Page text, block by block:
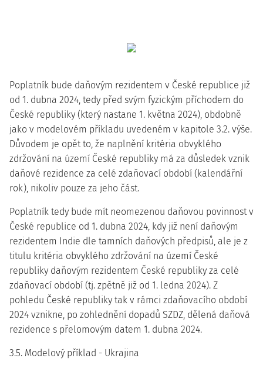
Poplatník bude daňovým rezidentem v České republice již
od 1. dubna 2024, tedy před svým fyzickým příchodem do
České republiky (který nastane 1. května 2024), obdobně
jako v modelovém příkladu uvedeném v kapitole 3.2. výše.
Důvodem je opět to, že naplnění kritéria obvyklého
zdržování na území České republiky má za důsledek vznik
daňové rezidence za celé zdaňovací období (kalendářní
rok), nikoliv pouze za jeho část.
Poplatník tedy bude mít neomezenou daňovou povinnost v
České republice od 1. dubna 2024, kdy již není daňovým
rezidentem Indie dle tamních daňových předpisů, ale je z
titulu kritéria obvyklého zdržování na území České
republiky daňovým rezidentem České republiky za celé
zdaňovací období (tj. zpětně již od 1. ledna 2024). Z
pohledu České republiky tak v rámci zdaňovacího období
2024 vznikne, po zohlednění dopadů SZDZ, dělená daňová
rezidence s přelomovým datem 1. dubna 2024.
3.5. Modelový příklad - Ukrajina